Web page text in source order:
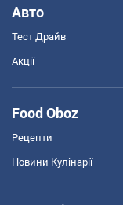
Авто
Тест Драйв
Акції
Food Oboz
Рецепти
Новини Кулінарії